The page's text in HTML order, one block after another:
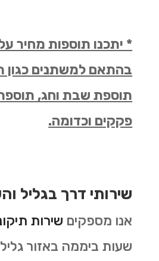
* יתכנו תוספות מחיר
בהתאם למשתנים כגון
תוספת שבת וחג,
פקקים וכדומה.
שירותי דרך בגליל
אנו מספקים שירות
שעות ביממה באזור